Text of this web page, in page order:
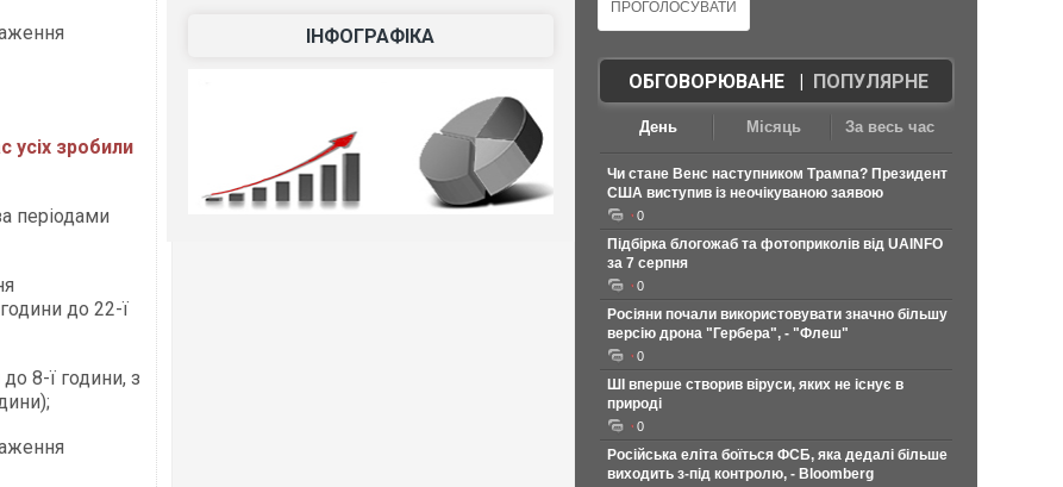
усіх зробили
періодами
до 22-ї
8-ї години, з
ІНФОГРАФІКА
ОБГОВОРЮВАНЕ| ПОПУЛЯРНЕ
День Місяць За весь час
Чи стане Венс наступником Трампа? Президент
США виступив із неочікуваною заявою
0
Підбірка блогожаб та фотоприколів від UAINFO
за 7 серпня
0
Росіяни почали використовувати значно більшу
версію дрона "Гербера", - "Флеш"
0
ШІ вперше створив віруси, яких не існує в
природі
0
Російська еліта боїться ФСБ, яка дедалі більше
виходить з-під контролю, - Bloomberg